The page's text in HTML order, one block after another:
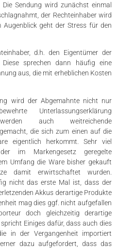
Sendung wird zunächst einmal
der Rechteinhaber wird
geht der Stress für den
d.h. den Eigentümer der
sprechen dann häufig eine
aus, die mit erheblichen Kosten
wird der Abgemahnte nicht nur
Unterlassungserklärung
auch weitreichende
die sich zum einen auf die
eigentlich herkommt. Sehr viel
im Markengesetz geregelte
Umfang die Ware bisher gekauft
damit erwirtschaftet wurden.
nicht das erste Mal ist, dass der
Akkus derartige Produkte
mag dies ggf. nicht aufgefallen
doch gleichzeitig derartige
Einiges dafür, dass auch dies
in der Vergangenheit importiert
dazu aufgefordert, dass das